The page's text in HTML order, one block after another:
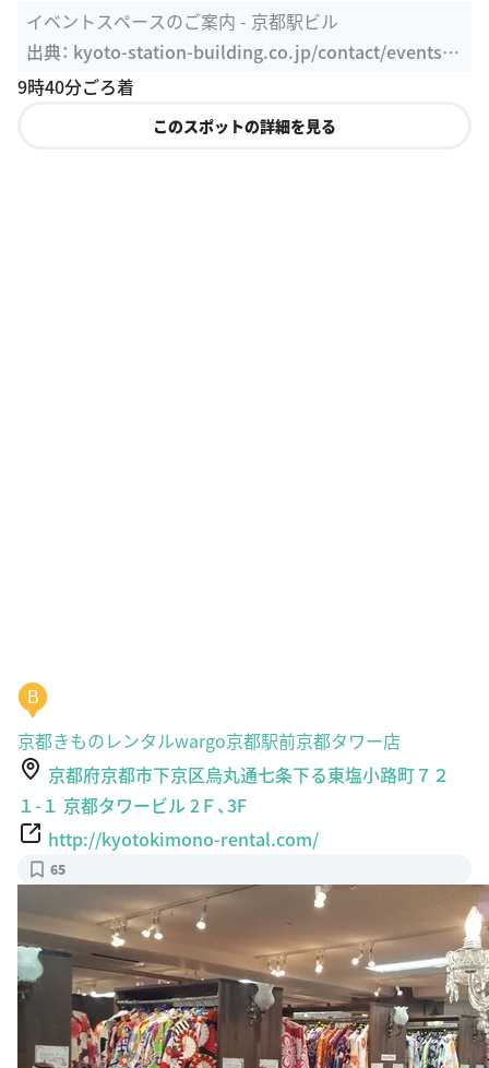
イベントスペースのご案内 - 京都駅ビル
出典： kyoto-station-building.co.jp/contact/eventspa
ce
9時40分ごろ着
このスポットの詳細を見る
B
京都きものレンタルwargo京都駅前京都タワー店
京都府京都市下京区烏丸通七条下る東塩小路町７２
１-１ 京都タワービル 2Ｆ、3F
http://kyotokimono-rental.com/
65